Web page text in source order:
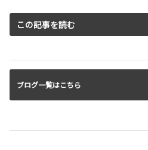
2026-05-12
カローラツーリングが一部改良となりました。
カローラツーリングは茨城トヨタから。
この記事を読む
ブログ一覧はこちら